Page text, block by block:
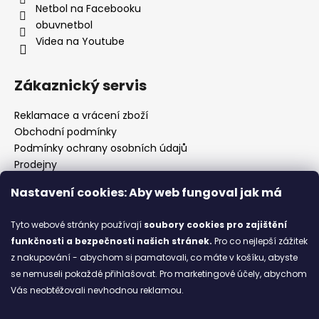
Nastavení cookies: Aby web fungoval jak má
Tyto webové stránky používají soubory cookies pro zajištění
funkčnosti a bezpečnosti našich stránek. Pro co nejlepší zážitek
z nakupování - abychom si pamatovali, co máte v košíku, abyste
se nemuseli pokaždé přihlašovat. Pro marketingové účely, abychom
Vás neobtěžovali nevhodnou reklamou.
Netbol na Facebooku
obuvnetbol
Videa na Youtube
Zákaznický servis
Reklamace a vrácení zboží
Obchodní podmínky
Podmínky ochrany osobních údajů
Prodejny
Značky
Blog
Ze starých bot staronové